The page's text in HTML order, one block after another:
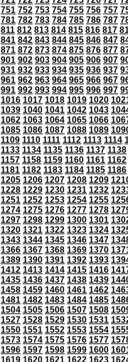
751 752 753 754 755 756 757
781 782 783 784 785 786 787
811 812 813 814 815 816 817
841 842 843 844 845 846 847
871 872 873 874 875 876 877
901 902 903 904 905 906 907
931 932 933 934 935 936 937
961 962 963 964 965 966 967
991 992 993 994 995 996 997
1016 1017 1018 1019 1020
1039 1040 1041 1042 1043
1062 1063 1064 1065 1066
1085 1086 1087 1088 1089
1109 1110 1111 1112 1113 1114
1133 1134 1135 1136 1137 1138
1157 1158 1159 1160 1161 1162
1181 1182 1183 1184 1185 1186
1205 1206 1207 1208 1209
1228 1229 1230 1231 1232
1251 1252 1253 1254 1255
1274 1275 1276 1277 1278
1297 1298 1299 1300 1301
1320 1321 1322 1323 1324
1343 1344 1345 1346 1347
1366 1367 1368 1369 1370
1389 1390 1391 1392 1393
1412 1413 1414 1415 1416
1435 1436 1437 1438 1439
1458 1459 1460 1461 1462
1481 1482 1483 1484 1485
1504 1505 1506 1507 1508
1527 1528 1529 1530 1531
1550 1551 1552 1553 1554
1573 1574 1575 1576 1577
1596 1597 1598 1599 1600
1619 1620 1621 1622 1623